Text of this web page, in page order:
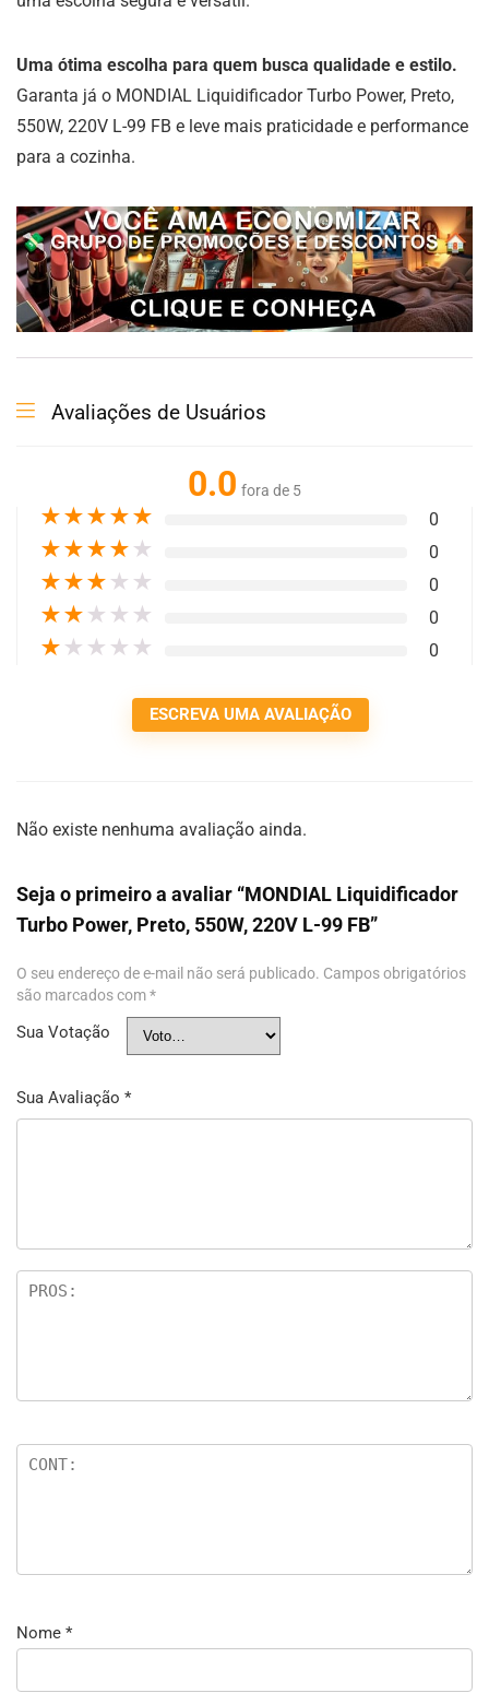
Uma ótima escolha para quem busca qualidade e estilo.
Garanta já o MONDIAL Liquidificador Turbo Power, Preto,
550W, 220V L-99 FB e leve mais praticidade e performance
para a cozinha.
Avaliações de Usuários
0.0 fora de 5
★★★★★ 0
★★★★ ★ 0
★★★ ★ ★ 0
★★ ★ ★ ★ 0
★ ★ ★ ★ ★ 0
ESCREVA UMA AVALIAÇÃO
Não existe nenhuma avaliação ainda.
Seja o primeiro a avaliar “MONDIAL Liquidificador
Turbo Power, Preto, 550W, 220V L-99 FB”
O seu endereço de e-mail não será publicado. Campos obrigatórios
são marcados com*
Sua Votação
Sua Avaliação *
Nome *